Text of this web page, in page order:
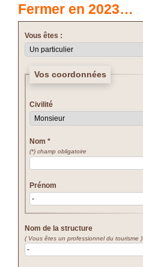
Fermer en 2023…
Vous êtes :
Vos coordonnées
Civilité
Nom*
(*) champ obligatoire
Prénom
Nom de la structure
( Vous êtes un professionnel du tourisme )